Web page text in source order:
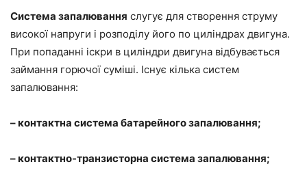
Система запалювання слугує для створення струму
високої напруги і розподілу його по циліндрах двигуна.
При попаданні іскри в циліндри двигуна відбувається
займання горючої суміші. Існує кілька систем
запалювання:
– контактна система батарейного запалювання;
– контактно-транзисторна система запалювання;